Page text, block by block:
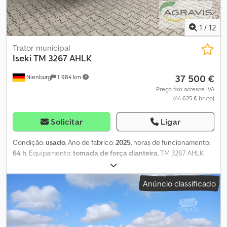
com lâmpada H4 Faróis adicionais TH5 Ganchos de retenção dos
tirantes Cat. 1 Conservação completa
1 / 12
Nienburg 1 984 km
Trator municipal
IsekiTM 3267 AHLK
37 500 €
Preço fixo acresce IVA
(44 625 € bruto)
Solicitar Ligar
Condição:usado, Ano de fabrico:2025, horas de funcionamento:
64 h, Equipamento:tomada de força dianteira, TM 3267 AHLK
0010 31.1497 Máquina base ISEKI TM 3267 AHLK 0020 30.110 Custos
de transporte do trator compacto 0030 SAN 1159 Rodas Garden
Pro dianteiras 240/60R12 0040 SAN 1160 Rodas Garden Pro
traseiras 280/70 R18 0050 .5903 Para-lamas dianteiros
basculantes 0060 32.7776 Giroflex H4 0070 32.7939 Farol
principal adicional 0080 .7776 , 1 farol de trabalho LED traseiro
Anúncio classificado